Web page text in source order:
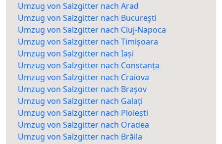
Umzug von Salzgitter nach Arad
Umzug von Salzgitter nach București
Umzug von Salzgitter nach Cluj-Napoca
Umzug von Salzgitter nach Timișoara
Umzug von Salzgitter nach Iași
Umzug von Salzgitter nach Constanța
Umzug von Salzgitter nach Craiova
Umzug von Salzgitter nach Brașov
Umzug von Salzgitter nach Galați
Umzug von Salzgitter nach Ploiești
Umzug von Salzgitter nach Oradea
Umzug von Salzgitter nach Brăila